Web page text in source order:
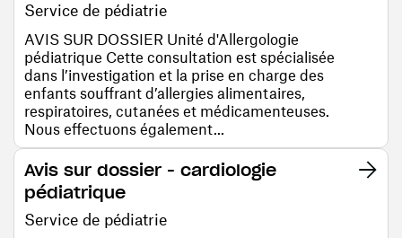
Service de pédiatrie
AVIS SUR DOSSIER Unité d'Allergologie
pédiatrique Cette consultation est spécialisée
dans l’investigation et la prise en charge des
enfants souffrant d’allergies alimentaires,
respiratoires, cutanées et médicamenteuses.
Nous effectuons également...
Avis sur dossier - cardiologie
pédiatrique
Service de pédiatrie